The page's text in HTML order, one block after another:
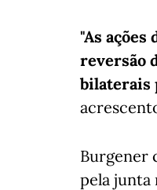
"As
reversão
bilaterais
Burgener
pela junta